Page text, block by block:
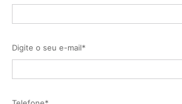
Digite o seu e-mail*